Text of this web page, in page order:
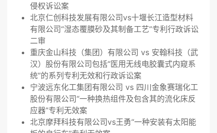
侵权诉讼案
北京仁创科技发展有限公司vs十堰长江造型材料
有限公司“湿态覆膜砂及其制备工艺”专利行政诉讼
二审
重庆金山科技（集团）有限公司 vs 安翰科技（武
汉）股份有限公司包括“医用无线电胶囊式内窥系
统”的系列专利无效和行政诉讼案
宁波远东化工集团有限公司 vs 四川金象赛瑞化工
股份有限公司“一种换热组件及包含其的流化床反
应器”专利无效案
北京摩拜科技有限公司vs王勇“一种安装有太阳能